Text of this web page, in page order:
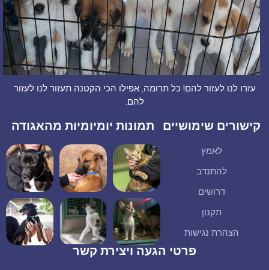
עזרו לנו לעזור להם! כל תרומה, אפילו הכי הקטנה תעזור לנו לעזור
להם.
קישורים שימושיים
לאמץ
להתנדב
דרושים
תקנון
הצהרת נגישות
תמונות יומיומיות מהאגודה
פרטי הגעה ויצירת קשר